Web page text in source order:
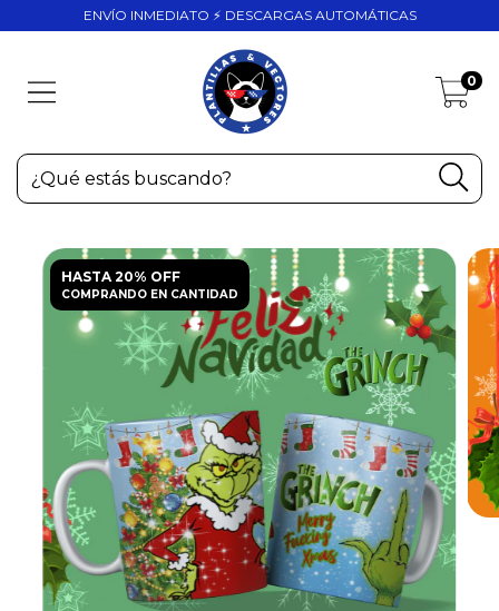
ENVÍO INMEDIATO ⚡ DESCARGAS AUTOMÁTICAS
0
HASTA 20% OFF
COMPRANDO EN CANTIDAD